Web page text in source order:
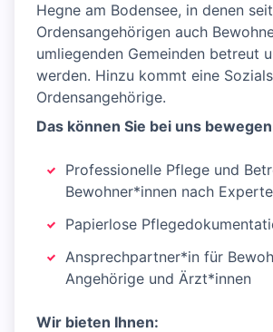
Hegne am Bodensee, in denen
Ordensangehörigen auch
umliegenden Gemeinden betreut
werden. Hinzu kommt eine
Ordensangehörige.
Das können Sie bei uns
Professionelle Pflege und
Bewohner*innen nach
Papierlose
Ansprechpartner*in für
Angehörige und Ärzt*innen
Wir bieten Ihnen: